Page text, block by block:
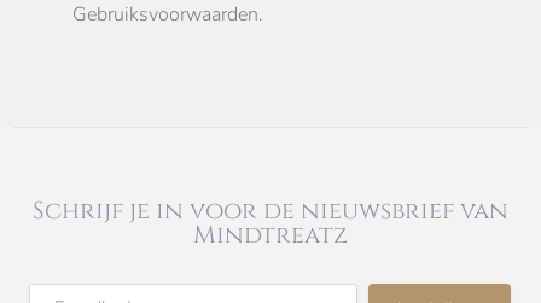
Gebruiksvoorwaarden.
Schrijf je in voor de nieuwsbrief van
Mindtreatz